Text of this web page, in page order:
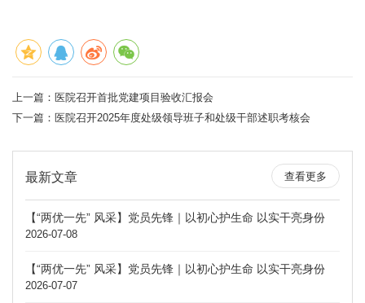
上一篇： 医院召开首批党建项目验收汇报会
下一篇： 医院召开2025年度处级领导班子和处级干部述职考核会
最新文章 查看更多
【“两优一先” 风采】党员先锋｜以初心护生命 以实干亮身份
2026-07-08
【“两优一先” 风采】党员先锋｜以初心护生命 以实干亮身份
2026-07-07